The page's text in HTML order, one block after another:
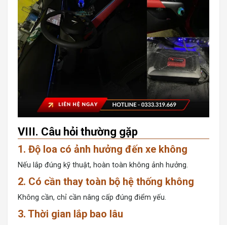
VIII. Câu hỏi thường gặp
1. Độ loa có ảnh hưởng đến xe không
Nếu lắp đúng kỹ thuật, hoàn toàn không ảnh hưởng.
2. Có cần thay toàn bộ hệ thống không
Không cần, chỉ cần nâng cấp đúng điểm yếu.
3. Thời gian lắp bao lâu